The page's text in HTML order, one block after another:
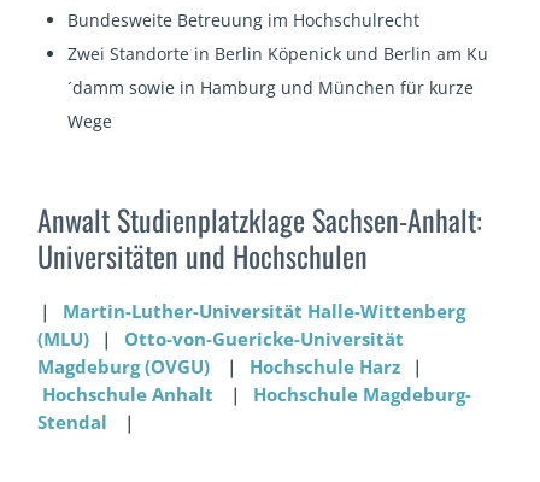
Bundesweite Betreuung im Hochschulrecht
Zwei Standorte in Berlin Köpenick und Berlin am Ku
´damm sowie in Hamburg und München für kurze
Wege
Anwalt Studienplatzklage Sachsen-Anhalt:
Universitäten und Hochschulen
❘ Martin-Luther-Universität Halle-Wittenberg
(MLU) ❘ Otto-von-Guericke-Universität
Magdeburg (OVGU) ❘ Hochschule Harz ❘
Hochschule Anhalt
❘ Hochschule Magdeburg-
Stendal ❘